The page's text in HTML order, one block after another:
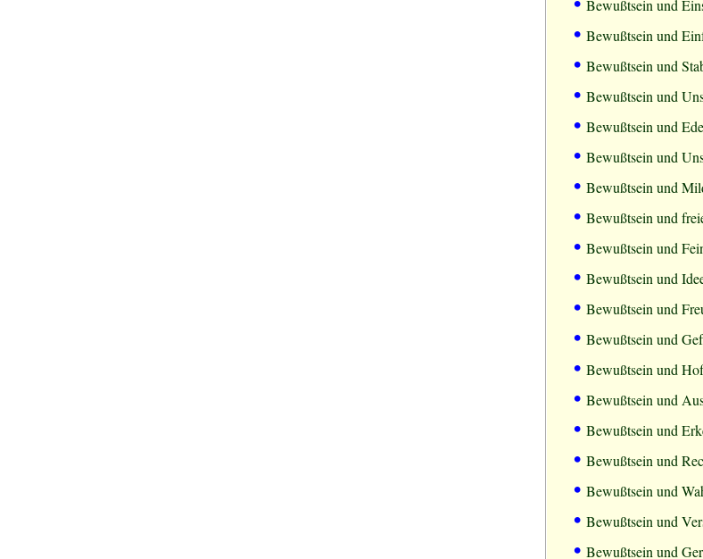
Bewußtsein und
• Bewußtsein und
• Bewußtsein und
• Bewußtsein und
• Bewußtsein und
• Bewußtsein und
• Bewußtsein und
• Bewußtsein und
• Bewußtsein und
• Bewußtsein und
• Bewußtsein und
• Bewußtsein und
• Bewußtsein und
• Bewußtsein und
• Bewußtsein und
• Bewußtsein und
• Bewußtsein und
• Bewußtsein und
• Bewußtsein und